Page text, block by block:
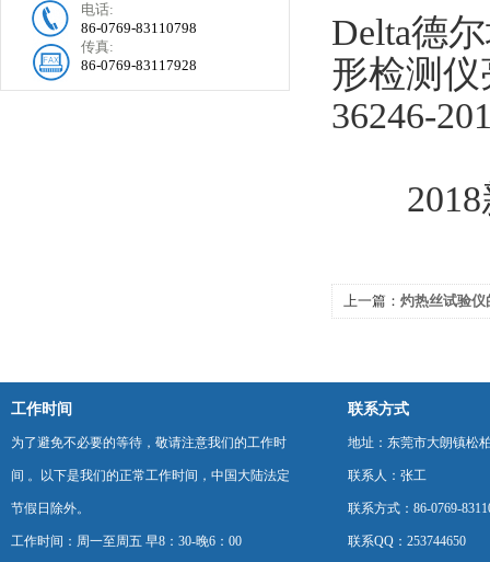
电话:
86-0769-83110798
传真:
86-0769-83117928
Delta德
形检测
36246-
上一篇： 灼热丝试验仪
工作时间
为了避免不必要的等待，敬请注意我们的工作时
间 。以下是我们的正常工作时间，中国大陆法定
节假日除外。
工作时间：周一至周五 早8：30-晚6：00
联系方式
地址：东莞市大朗镇松
联系人：张工
联系方式：86-0769-
联系QQ：253744650